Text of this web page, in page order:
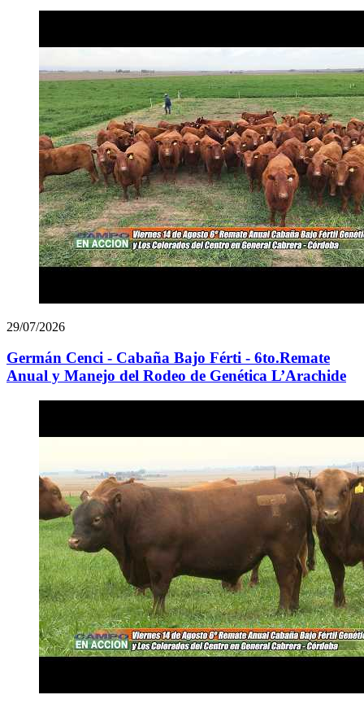
29/07/2026
Germán Cenci - Cabaña Bajo Férti - 6to.Remate
Anual y Manejo del Rodeo de Genética L’Arachide